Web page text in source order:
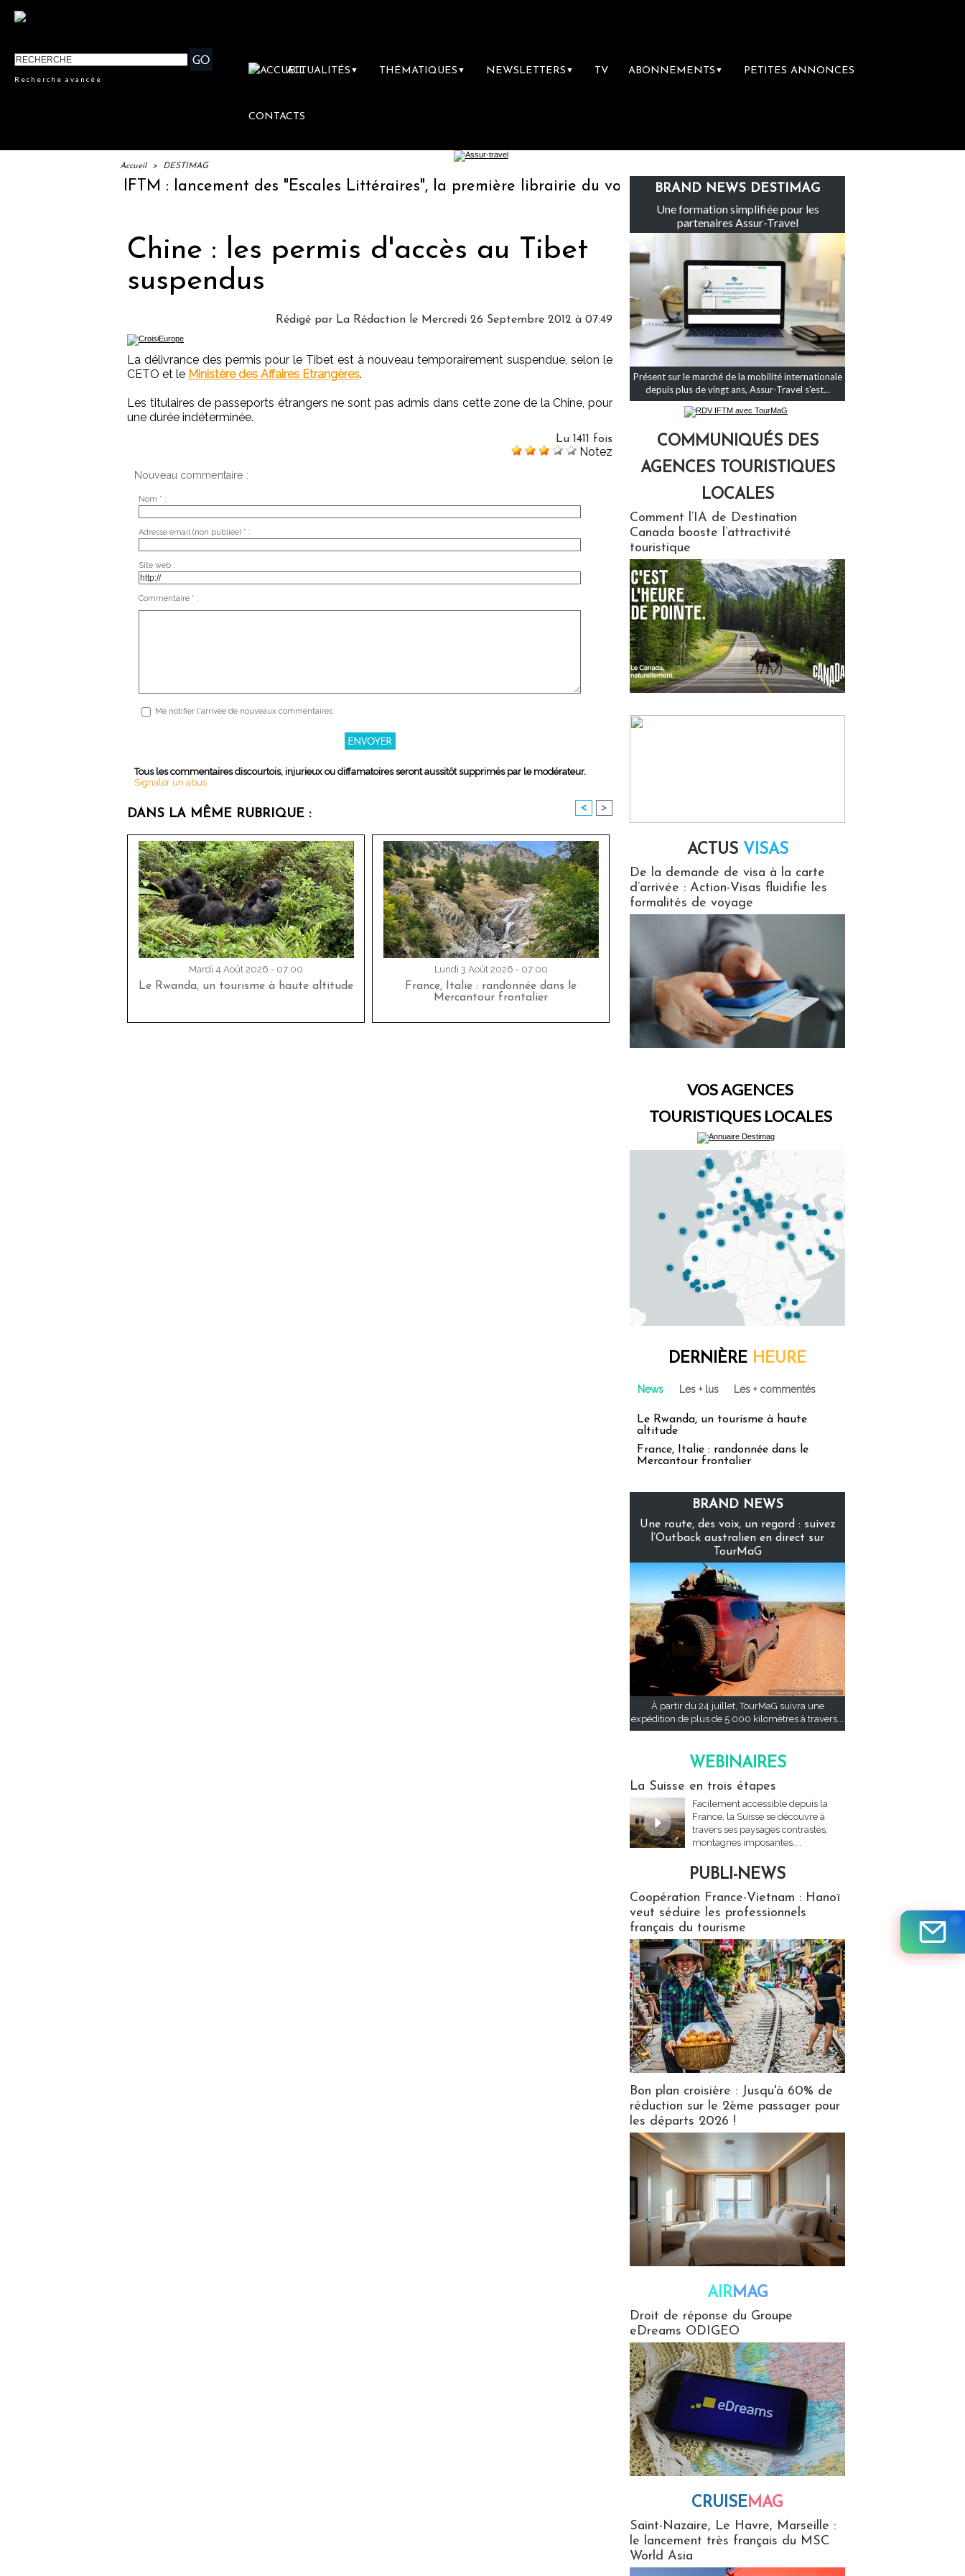
Recherche avancée
ACTUALITÉS ▼ THÉMATIQUES ▼ NEWSLETTERS ▼ TV ABONNEMENTS ▼ PETITES ANNONCES
CONTACTS
Accueil > DESTIMAG
IFTM : lancement des "Escales Littéraires", la première librairie du voyage Le groupe Sainte-Claire rachète Eden
Chine : les permis d'accès au Tibet
suspendus
Rédigé par La Rédaction le Mercredi 26 Septembre 2012 à 07:49
La délivrance des permis pour le Tibet est à nouveau temporairement suspendue, selon le
CETO et le Ministère des Affaires Etrangères.
Les titulaires de passeports étrangers ne sont pas admis dans cette zone de la Chine, pour
une durée indéterminée.
Lu 1411 fois
Notez
Nouveau commentaire :
Nom * :
Adresse email (non publiée) * :
Site web :
Commentaire * :
Me notifier l'arrivée de nouveaux commentaires
Tous les commentaires discourtois, injurieux ou diffamatoires seront aussitôt supprimés par le modérateur.
Signaler un abus
DANS LA MÊME RUBRIQUE : < >
Mardi 4 Août 2026 - 07:00
Le Rwanda, un tourisme à haute altitude
Lundi 3 Août 2026 - 07:00
France, Italie : randonnée dans le
Mercantour frontalier
BRAND NEWS DESTIMAG
Une formation simplifiée pour les
partenaires Assur-Travel
Présent sur le marché de la mobilité internationale
depuis plus de vingt ans, Assur-Travel s'est...
COMMUNIQUÉS DES
AGENCES TOURISTIQUES
LOCALES
Comment l’IA de Destination
Canada booste l’attractivité
touristique
ACTUS VISAS
De la demande de visa à la carte
d’arrivée : Action-Visas fluidifie les
formalités de voyage
VOS AGENCES
TOURISTIQUES LOCALES
DERNIÈRE HEURE
News Les + lus Les + commentés
Le Rwanda, un tourisme à haute
altitude
France, Italie : randonnée dans le
Mercantour frontalier
BRAND NEWS
Une route, des voix, un regard : suivez
l’Outback australien en direct sur
TourMaG
À partir du 24 juillet, TourMaG suivra une
expédition de plus de 5 000 kilomètres à travers...
WEBINAIRES
La Suisse en trois étapes
Facilement accessible depuis la
France, la Suisse se découvre à
travers ses paysages contrastés,
montagnes imposantes,...
PUBLI-NEWS
Coopération France-Vietnam : Hanoï
veut séduire les professionnels
français du tourisme
Bon plan croisière : Jusqu'à 60% de
réduction sur le 2ème passager pour
les départs 2026 !
AIRMAG
Droit de réponse du Groupe
eDreams ODIGEO
CRUISEMAG
Saint-Nazaire, Le Havre, Marseille :
le lancement très français du MSC
World Asia